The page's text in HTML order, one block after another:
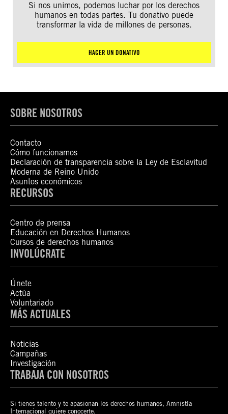
Si nos unimos, podemos luchar por los derechos
humanos en todas partes. Tu donativo puede
transformar la vida de millones de personas.
HACER UN DONATIVO
SOBRE NOSOTROS
Contacto
Cómo funcionamos
Declaración de transparencia sobre la Ley de Esclavitud
Moderna de Reino Unido
Asuntos económicos
RECURSOS
Centro de prensa
Educación en Derechos Humanos
Cursos de derechos humanos
INVOLÚCRATE
Únete
Actúa
Voluntariado
MÁS ACTUALES
Noticias
Campañas
Investigación
TRABAJA CON NOSOTROS
Si tienes talento y te apasionan los derechos humanos, Amnistía
Internacional quiere conocerte.